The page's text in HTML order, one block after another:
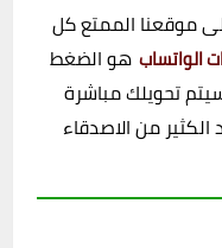
موقعنا الممتع كل
الواتساب هو الضغط
تحويلك مباشرة
من الاصدقاء